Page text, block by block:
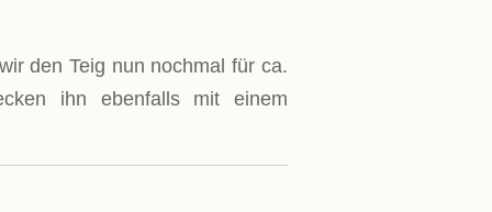
den Teig nun nochmal für ca.
ihn ebenfalls mit einem